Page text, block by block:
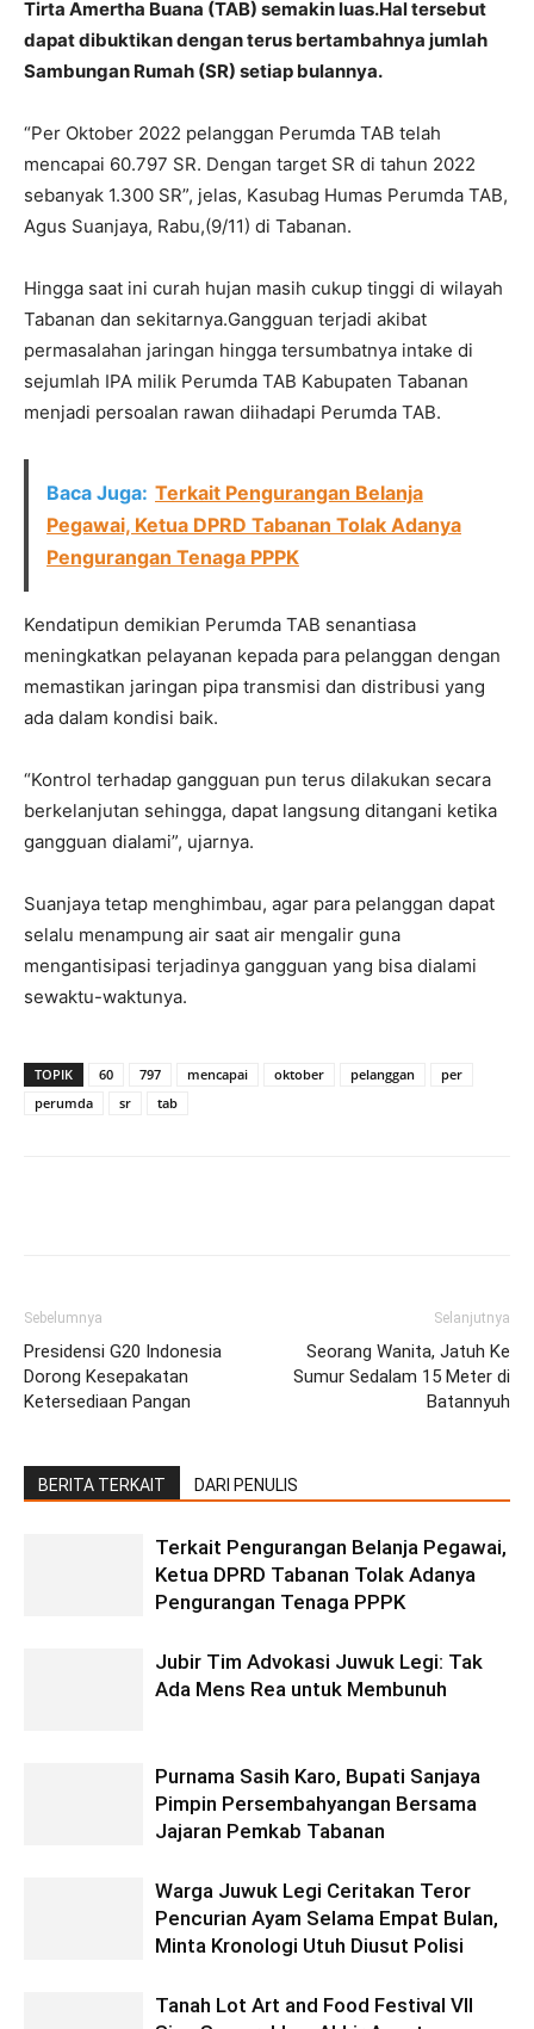
Tirta Amertha Buana (TAB) semakin luas.Hal tersebut
dapat dibuktikan dengan terus bertambahnya jumlah
Sambungan Rumah (SR) setiap bulannya.
“Per Oktober 2022 pelanggan Perumda TAB telah
mencapai 60.797 SR. Dengan target SR di tahun 2022
sebanyak 1.300 SR”, jelas, Kasubag Humas Perumda TAB,
Agus Suanjaya, Rabu,(9/11) di Tabanan.
Hingga saat ini curah hujan masih cukup tinggi di wilayah
Tabanan dan sekitarnya.Gangguan terjadi akibat
permasalahan jaringan hingga tersumbatnya intake di
sejumlah IPA milik Perumda TAB Kabupaten Tabanan
menjadi persoalan rawan diihadapi Perumda TAB.
Baca Juga: Terkait Pengurangan Belanja
Pegawai, Ketua DPRD Tabanan Tolak Adanya
Pengurangan Tenaga PPPK
Kendatipun demikian Perumda TAB senantiasa
meningkatkan pelayanan kepada para pelanggan dengan
memastikan jaringan pipa transmisi dan distribusi yang
ada dalam kondisi baik.
“Kontrol terhadap gangguan pun terus dilakukan secara
berkelanjutan sehingga, dapat langsung ditangani ketika
gangguan dialami”, ujarnya.
Suanjaya tetap menghimbau, agar para pelanggan dapat
selalu menampung air saat air mengalir guna
mengantisipasi terjadinya gangguan yang bisa dialami
sewaktu-waktunya.
TOPIK 60 797 mencapai oktober pelanggan
per
perumda
sr tab
Sebelumnya
Presidensi G20 Indonesia
Dorong Kesepakatan
Ketersediaan Pangan
Selanjutnya
Seorang Wanita, Jatuh Ke
Sumur Sedalam 15 Meter di
Batannyuh
BERITA TERKAIT DARI PENULIS
Terkait Pengurangan Belanja Pegawai,
Ketua DPRD Tabanan Tolak Adanya
Pengurangan Tenaga PPPK
Jubir Tim Advokasi Juwuk Legi: Tak
Ada Mens Rea untuk Membunuh
Purnama Sasih Karo, Bupati Sanjaya
Pimpin Persembahyangan Bersama
Jajaran Pemkab Tabanan
Warga Juwuk Legi Ceritakan Teror
Pencurian Ayam Selama Empat Bulan,
Minta Kronologi Utuh Diusut Polisi
Tanah Lot Art and Food Festival VII